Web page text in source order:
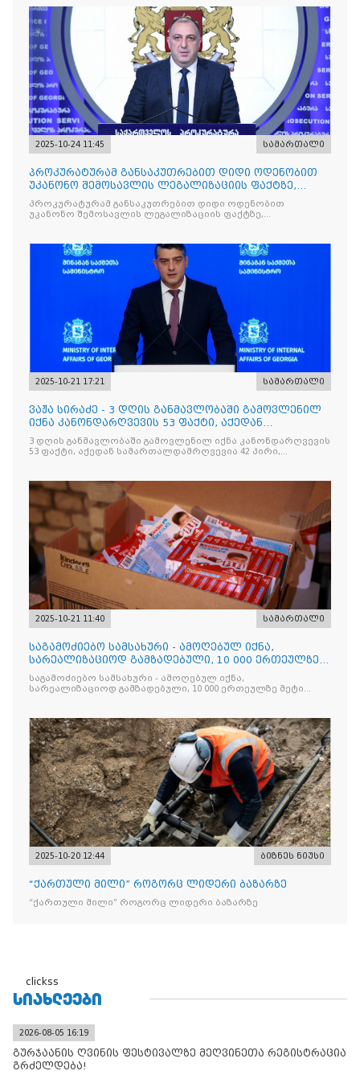
2025-10-24 11:45 სამართალი
პროკურატურამ განსაკუთრებით დიდი ოდენობით
უკანონო შემოსავლის ლეგალიზაციის ფაქტზე,
საქართველოს ყოფილ პ
პროკურატურამ განსაკუთრებით დიდი ოდენობით
უკანონო შემოსავლის ლეგალიზაციის ფაქტზე,
2025-10-21 17:21 სამართალი
ვაჟა სირაძე - 3 დღის განმავლობაში გამოვლენილ
იქნა კანონდარღვევის 53 ფაქტი, აქედან
სამართალდამრღვევია
3 დღის განმავლობაში გამოვლენილ იქნა კანონდარღვევის
53 ფაქტი, აქედან სამართალდამრღვევია 42 პირი,
2025-10-21 11:40 სამართალი
საგამოძიებო სამსახური - ამოღებულ იქნა,
სარეალიზაციოდ გამზადებული, 10 000 ერთეულზე
მეტი „Jacobs Monar
საგამოძიებო სამსახური - ამოღებულ იქნა,
სარეალიზაციოდ გამზადებული, 10 000 ერთეულზე მეტი
„Raffaello”-ს სასაქონლო ნიშნით უკანონო ნიშანდებული
ტკბილეული
2025-10-20 12:44 ბიზნეს ნიუსი
“ქართული მილი” როგორც ლიდერი ბაზარზე
“ქართული მილი” როგორც ლიდერი ბაზარზე
clickss
ᲡᲘᲐᲮᲚᲔᲔᲑᲘ
2026-08-05 16:19
გურჯაანის ღვინის ფესტივალზე მეღვინეთა რეგისტრაცია
გრძელდება!